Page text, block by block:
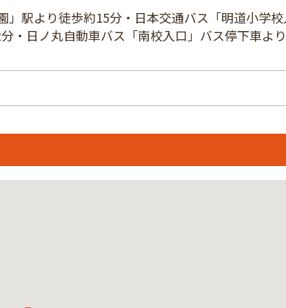
」駅より徒歩約15分・日本交通バス「明道小学校
・日ノ丸自動車バス「南校入口」バス停下車よ